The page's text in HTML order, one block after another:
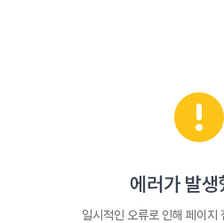
에러가 발생
일시적인 오류로 인해 페이지